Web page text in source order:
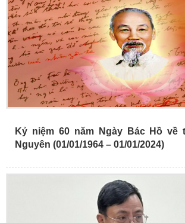
Kỷ niệm 60 năm Ngày Bác Hồ về
Nguyên (01/01/1964 – 01/01/2024)